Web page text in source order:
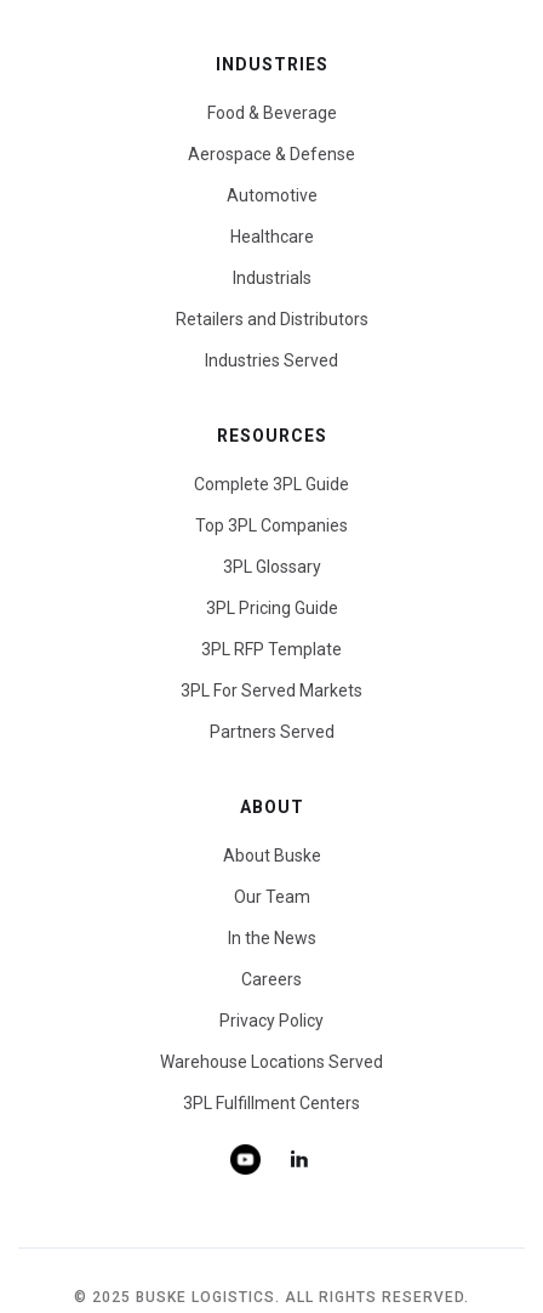
INDUSTRIES
Food & Beverage
Aerospace & Defense
Automotive
Healthcare
Industrials
Retailers and Distributors
Industries Served
RESOURCES
Complete 3PL Guide
Top 3PL Companies
3PL Glossary
3PL Pricing Guide
3PL RFP Template
3PL For Served Markets
Partners Served
ABOUT
About Buske
Our Team
In the News
Careers
Privacy Policy
Warehouse Locations Served
3PL Fulfillment Centers
© 2025 BUSKE LOGISTICS. ALL RIGHTS RESERVED.